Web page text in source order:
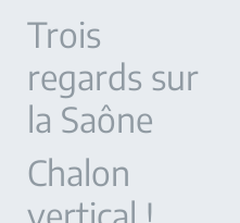
Trois
regards sur
la Saône
Chalon
vertical !